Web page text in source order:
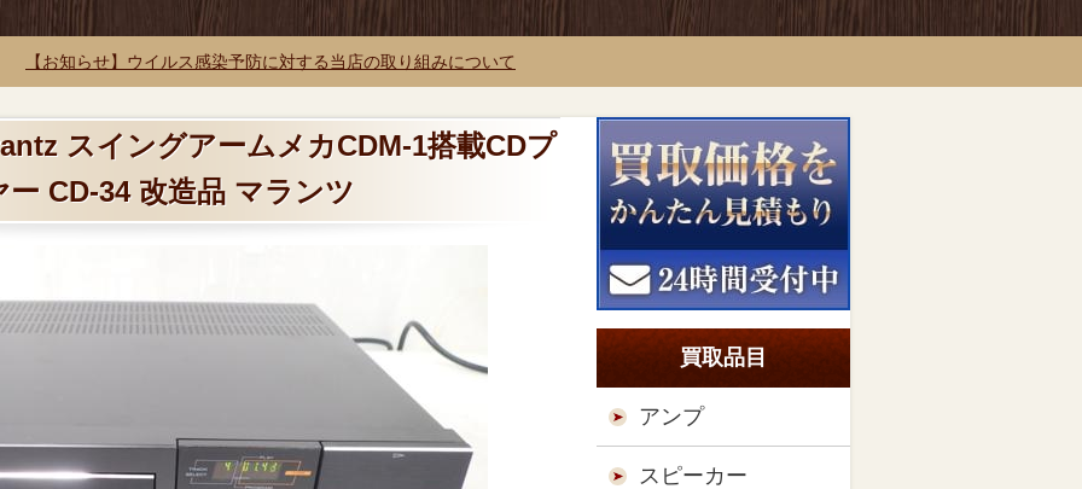
【お知らせ】ウイルス感染予防に対する当店の取り組みについて
スイングアームメカCDM-1搭載CDプ
ー CD-34 改造品 マランツ
買取品目
アンプ
スピーカー